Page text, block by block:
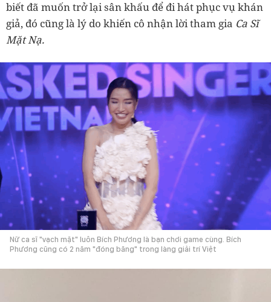
biết đã muốn trở lại sân khấu để đi hát phục vụ khán
giả, đó cũng là lý do khiến cô nhận lời tham gia Ca Sĩ
Mặt Nạ.
Nữ ca sĩ "vạch mặt" luôn Bích Phương là bạn chơi game cùng. Bích
Phương cũng có 2 năm "đóng băng" trong làng giải trí Việt